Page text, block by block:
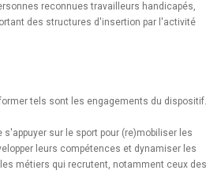
reconnues travailleurs handicapés,
des structures d'insertion par l'activité
tels sont les engagements du dispositif.
s'appuyer sur le sport pour (re)mobiliser les
leurs compétences et dynamiser les
métiers qui recrutent, notamment ceux des